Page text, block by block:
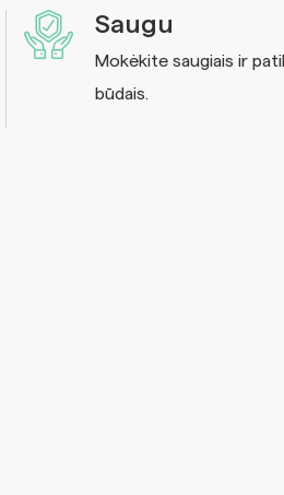
Saugu
Mokėkite saugiais ir
būdais.